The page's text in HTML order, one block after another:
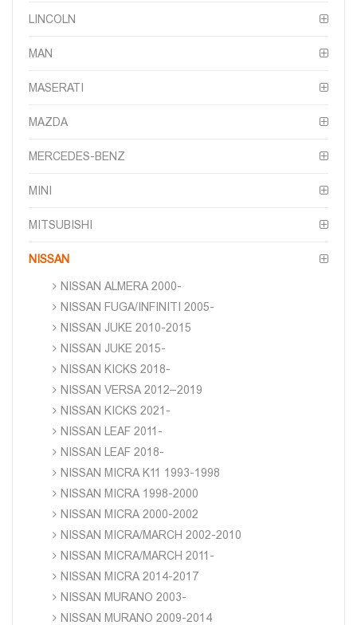
LINCOLN
MAN
MASERATI
MAZDA
MERCEDES-BENZ
MINI
MITSUBISHI
NISSAN
NISSAN ALMERA 2000-
NISSAN FUGA/INFINITI 2005-
NISSAN JUKE 2010-2015
NISSAN JUKE 2015-
NISSAN KICKS 2018-
NISSAN VERSA 2012–2019
NISSAN KICKS 2021-
NISSAN LEAF 2011-
NISSAN LEAF 2018-
NISSAN MICRA K11 1993-1998
NISSAN MICRA 1998-2000
NISSAN MICRA 2000-2002
NISSAN MICRA/MARCH 2002-2010
NISSAN MICRA/MARCH 2011-
NISSAN MICRA 2014-2017
NISSAN MURANO 2003-
NISSAN MURANO 2009-2014